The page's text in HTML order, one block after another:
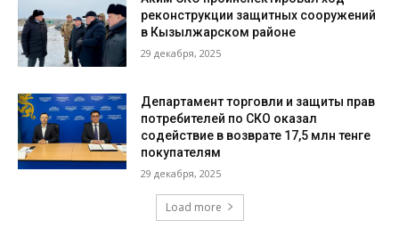
реконструкции защитных сооружений
в Кызылжарском районе
29 декабря, 2025
Департамент торговли и защиты прав
потребителей по СКО оказал
содействие в возврате 17,5 млн тенге
покупателям
29 декабря, 2025
Load more